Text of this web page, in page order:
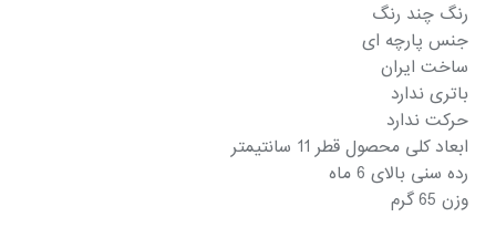
رنگ چند رنگ
جنس پارچه ای
ساخت ایران
باتری ندارد
حرکت ندارد
ابعاد کلی محصول قطر 11 سانتیمتر
رده سنی بالای 6 ماه
وزن 65 گرم